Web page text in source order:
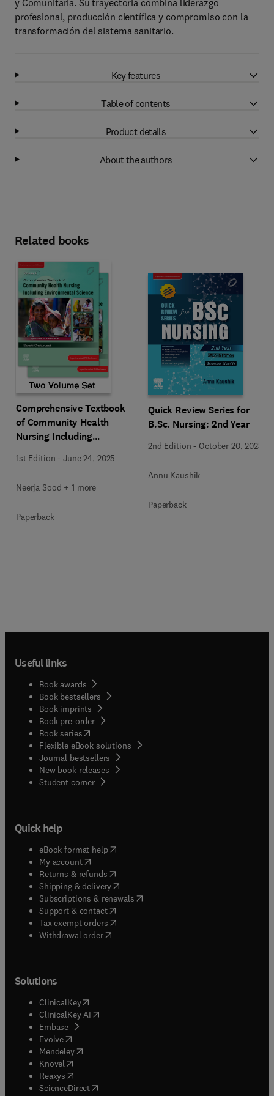
y Comunitaria. Su trayectoria combina liderazgo
profesional, producción científica y compromiso con la
transformación del sistema sanitario.
Key features
Table of contents
Product details
About the authors
Related books
Comprehensive Textbook
of Community Health
Nursing Including
Epidemiology (Two Volume
1st Edition -June 24, 2025
Neerja Sood + 1 more
Paperback
Quick Review Series for
B.Sc. Nursing: 2nd Year
2nd Edition - October 20, 2023
Annu Kaushik
Paperback
Useful links
Book awards
Book bestsellers
Book imprints
Book pre-order
Book series(opens in new tab/window
Flexible eBook solutions
Journal bestsellers
New book releases
Student corner( opens in new tab/window
Quick help
eBook format help( opens in new tab/window
My account( opens in new tab/window
Returns & refunds( opens in new tab/window
Shipping & delivery(opens in new tab/window
Subscriptions & renewals( opens in new tab/window
Support & contact( opens in new tab/window
Tax exempt orders( opens in new tab/window
Withdrawal order
Solutions
ClinicalKey(opens in new tab/window
ClinicalKey AI opens in new tab/window
Embase( opens in new tab/window
Evolve(opens in new tab/window
Mendeley( opens in new tab/window
Knovel (opens in new tab/window
Reaxys (opens in new tab/window
ScienceDirect(opens in new tab/window